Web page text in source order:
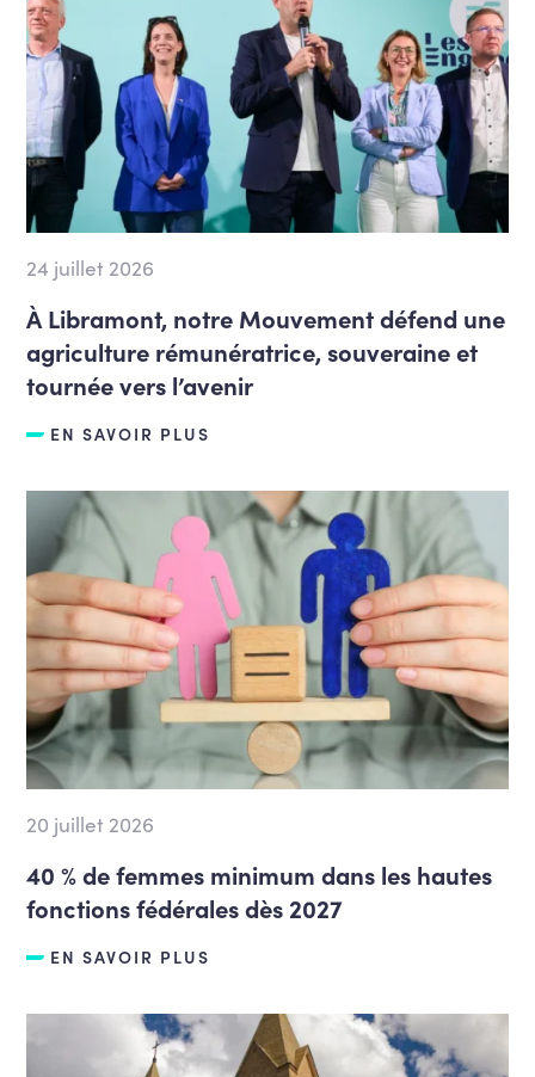
24 juillet 2026
À Libramont, notre Mouvement défend une
agriculture rémunératrice, souveraine et
tournée vers l’avenir
EN SAVOIR PLUS
20 juillet 2026
40 % de femmes minimum dans les hautes
fonctions fédérales dès 2027
EN SAVOIR PLUS